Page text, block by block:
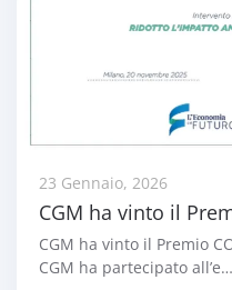
23 Gennaio, 2026
CGM ha vinto il
CGM ha vinto il Premio
CGM ha partecipato all’e…